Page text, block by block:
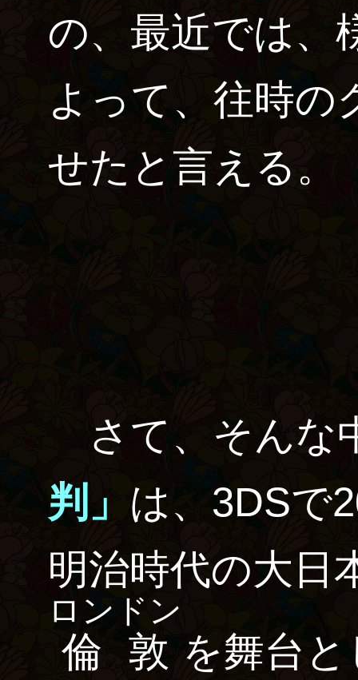
の、最近では、
よって、往時の
せたと言える。
さて、そんな
判」 は、3DSで
明治時代の大日
倫敦
ロンドン
を舞台